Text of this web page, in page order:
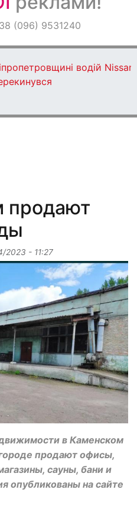
(096) 9531240
- 10:58 Під Дніпром
за кермом
продают
2023 - 11:27
в Каменском
продают офисы,
сауны, бани и
опубликованы на сайте